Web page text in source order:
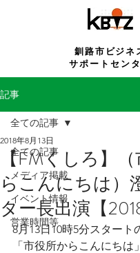
釧路市ビジネ
サポートセン
記事
全ての記事
メディア掲載
イベント情報
営業時間等
全ての記事
【FMくしろ】
らこんにちは）
ター長出演【
2018年8月13日
8月13日10時5分スタート
「市役所からこんにちは